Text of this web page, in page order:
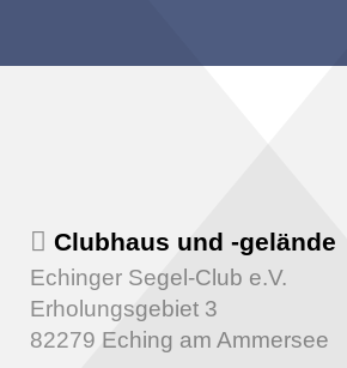
Clubhaus und -gelände
Echinger Segel-Club e.V.
Erholungsgebiet 3
82279 Eching am Ammersee